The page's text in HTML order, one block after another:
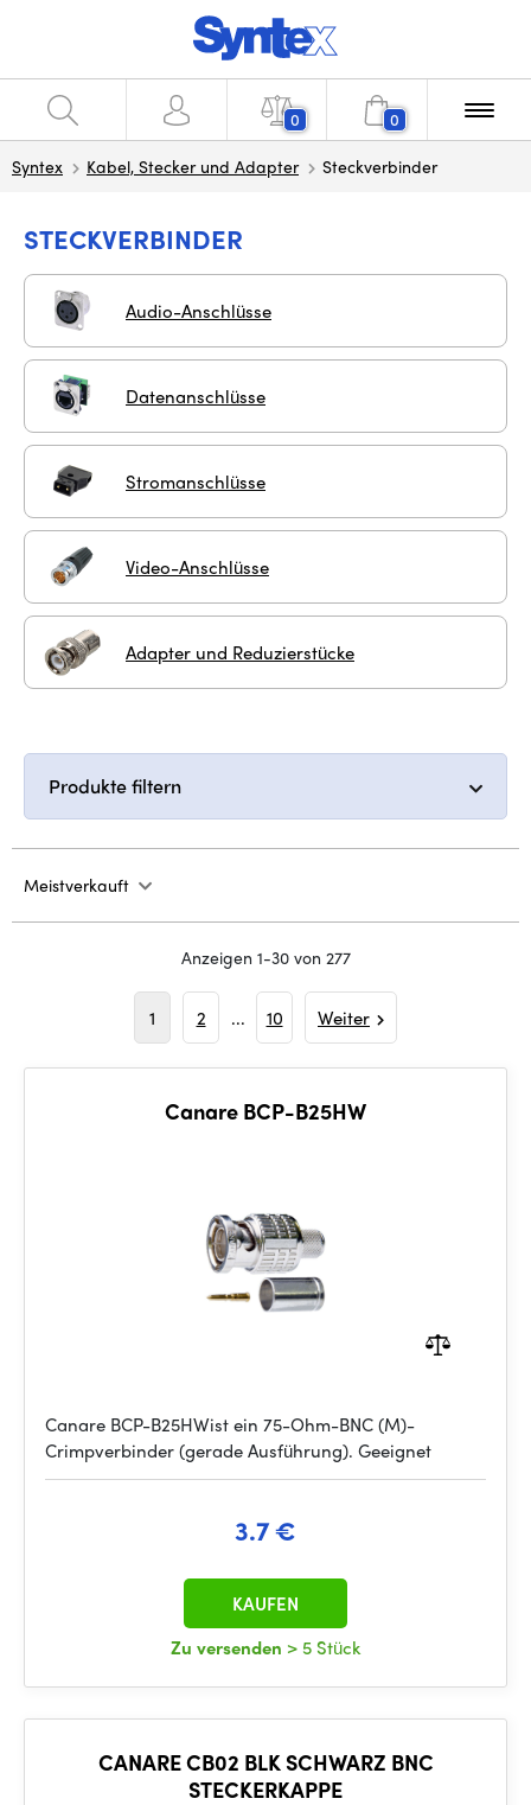
0 0
Syntex Kabel, Stecker und Adapter Steckverbinder
STECKVERBINDER
Audio-Anschlüsse
Datenanschlüsse
Stromanschlüsse
Video-Anschlüsse
Adapter und Reduzierstücke
Produkte filtern
Meistverkauft
Anzeigen 1-30 von 277
1 2 ... 10 Weiter
Canare BCP-B25HW
Canare BCP-B25HWist ein 75-Ohm-BNC (M)-
Crimpverbinder (gerade Ausführung). Geeignet
3.7 €
Zu versenden > 5 Stück
KAUFEN
CANARE CB02 BLK SCHWARZ BNC
STECKERKAPPE